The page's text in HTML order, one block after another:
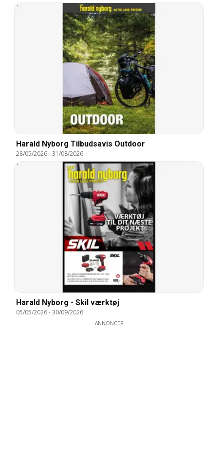
Harald Nyborg Tilbudsavis Outdoor
28/05/2026-31/08/2026
Harald Nyborg - Skil værktøj
05/05/2026-30/09/2026
ANNONCER